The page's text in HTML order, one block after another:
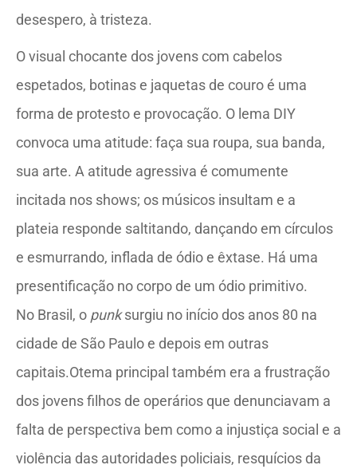
desespero, à tristeza.
O visual chocante dos jovens com cabelos
espetados, botinas e jaquetas de couro é uma
forma de protesto e provocação. O lema DIY
convoca uma atitude: faça sua roupa, sua banda,
sua arte. A atitude agressiva é comumente
incitada nos shows; os músicos insultam e a
plateia responde saltitando, dançando em círculos
e esmurrando, inflada de ódio e êxtase. Há uma
presentificação no corpo de um ódio primitivo.
No Brasil, o punksurgiu no início dos anos 80 na
cidade de São Paulo e depois em outras
capitais.Otema principal também era a frustração
dos jovens filhos de operários que denunciavam a
falta de perspectiva bem como a injustiça social e a
violência das autoridades policiais, resquícios da